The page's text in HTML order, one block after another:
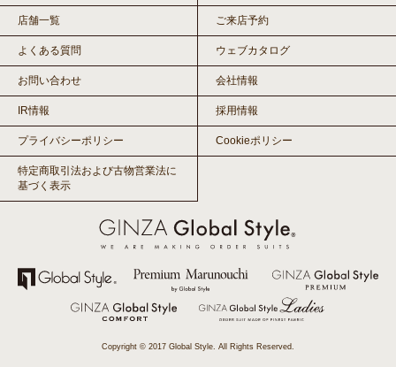
店舗一覧 ご来店予約
よくある質問 ウェブカタログ
お問い合わせ 会社情報
IR情報 採用情報
プライバシーポリシー Cookieポリシー
特定商取引法および古物営業法に
基づく表示
Copyright © 2017 Global Style. All Rights Reserved.